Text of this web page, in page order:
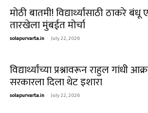
मोठी बातमी! विद्यार्थ्यांसाठी ठाकरे बंधू
तारखेला मुंबईत मोर्चा
solapurvarta.in - July 22, 2026
विद्यार्थ्यांच्या प्रश्नावरून राहुल गांधी
सरकारला दिला थेट इशारा
solapurvarta.in - July 22, 2026